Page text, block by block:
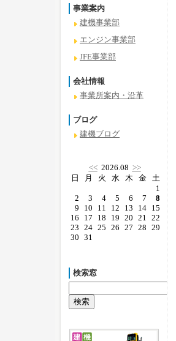
事業案内
建機事業部
エンジン事業部
JFE事業部
会社情報
事業所案内・沿革
ブログ
建機ブログ
<<2026.08 >>
日
2
9
16
23
30
月
3
10
17
24
31
火
4
11
18
25
水
5
12
19
26
木
6
13
20
27
金
7
14
21
28
土
1
8
15
22
29
検索窓